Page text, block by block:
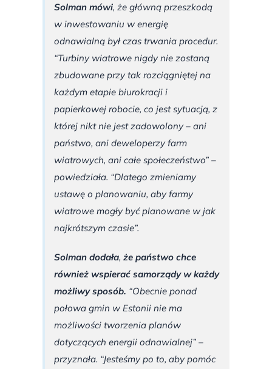
Solman mówi, że główną przeszkodą
w inwestowaniu w energię
odnawialną był czas trwania procedur.
“Turbiny wiatrowe nigdy nie zostaną
zbudowane przy tak rozciągniętej na
każdym etapie biurokracji i
papierkowej robocie, co jest sytuacją, z
której nikt nie jest zadowolony – ani
państwo, ani deweloperzy farm
wiatrowych, ani całe społeczeństwo” –
powiedziała. “Dlatego zmieniamy
ustawę o planowaniu, aby farmy
wiatrowe mogły być planowane w jak
najkrótszym czasie”.
Solman dodała, że państwo chce
również wspierać samorządy w każdy
możliwy sposób. “Obecnie ponad
połowa gmin w Estonii nie ma
możliwości tworzenia planów
dotyczących energii odnawialnej” –
przyznała. “Jesteśmy po to, aby pomóc